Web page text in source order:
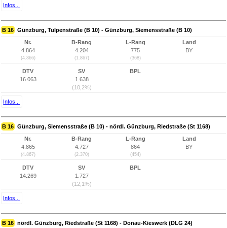
Infos...
B 16 Günzburg, Tulpenstraße (B 10) - Günzburg, Siemensstraße (B 10)
Nr.
4.864
(4.866)
B-Rang
4.204
(1.867)
L-Rang
775
(368)
Land
BY
DTV
16.063
SV
1.638
(10,2%)
BPL
Infos...
B 16 Günzburg, Siemensstraße (B 10) - nördl. Günzburg, Riedstraße (St 1168)
Nr.
4.865
(4.867)
B-Rang
4.727
(2.370)
L-Rang
864
(454)
Land
BY
DTV
14.269
SV
1.727
(12,1%)
BPL
Infos...
B 16 nördl. Günzburg, Riedstraße (St 1168) - Donau-Kieswerk (DLG 24)